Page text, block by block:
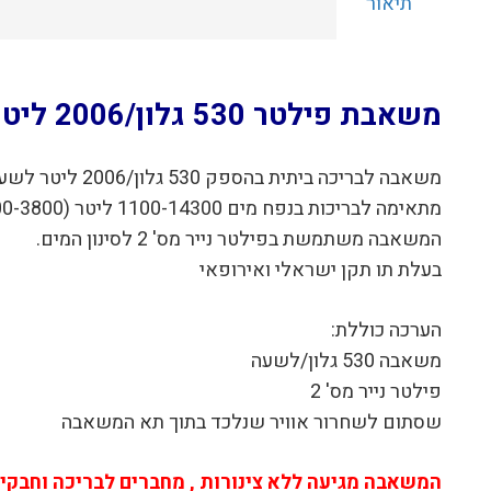
משאבת פילטר 530 גלון/2006 ליטר לשעה 58383 BESTWAY כולל פילטר
משאבה לבריכה ביתית בהספק 530 גלון/2006 ליטר לשעה, לסינון מי הבריכה באמצעות פילטר נייר
מתאימה לבריכות בנפח מים 1100-14300 ליטר (300-3800 גלון)
המשאבה משתמשת בפילטר נייר מס' 2 לסינון המים.
בעלת תו תקן ישראלי ואירופאי
הערכה כוללת:
משאבה 530 גלון/לשעה
פילטר נייר מס' 2
שסתום לשחרור אוויר שנלכד בתוך תא המשאבה
המשאבה מגיעה ללא צינורות , מחברים לבריכה